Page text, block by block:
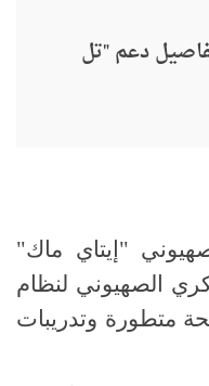
دعم "تل
"إيتاي ماك"
الصهيوني لنظام
متطورة وتدريبات